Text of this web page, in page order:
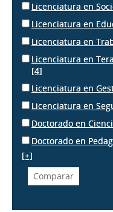
Licenciatura en
Licenciatura en
Licenciatura en
Licenciatura en
[4]
Licenciatura en
Licenciatura en
Doctorado en
Doctorado en
[+]